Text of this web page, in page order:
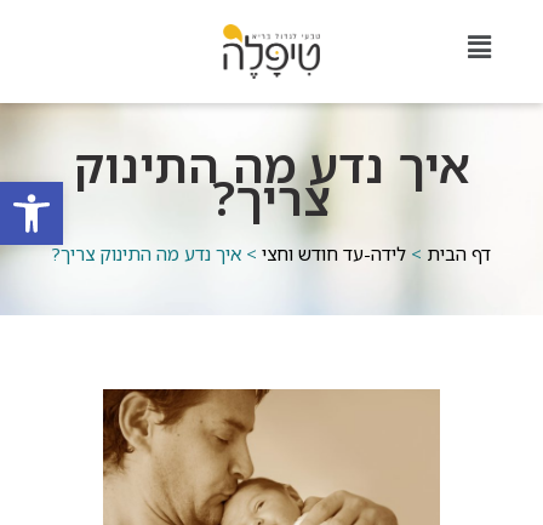
פתח איך נדע מה התינוק
צריך?
דף הבית > לידה-עד חודש וחצי > איך נדע מה התינוק צריך?